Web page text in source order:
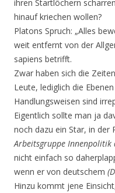
ihren Startlöchern
hinauf kriechen wollen?
Platons Spruch: „Alles
weit entfernt von der
sapiens betrifft.
Zwar haben sich die
Leute, lediglich die
Handlungsweisen sind
Eigentlich sollte man ja
noch dazu ein Star, in der
Arbeitsgruppe Innenpolitik
nicht einfach so
wenn er von deutschem
Hinzu kommt jene